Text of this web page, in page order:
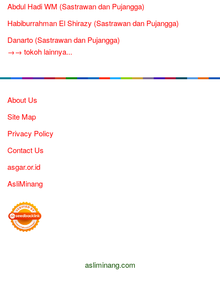
Abdul Hadi WM (Sastrawan dan Pujangga)
Habiburrahman El Shirazy (Sastrawan dan Pujangga)
Danarto (Sastrawan dan Pujangga)
→→ tokoh lainnya...
About Us
Site Map
Privacy Policy
Contact Us
asgar.or.id
AsliMinang
asliminang.com